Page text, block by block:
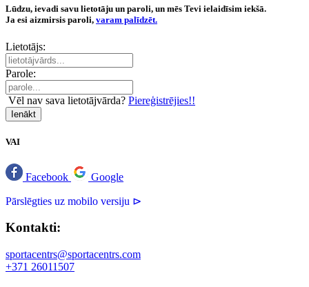
Lūdzu, ievadi savu lietotāju un paroli, un mēs Tevi ielaidīsim iekšā.
Ja esi aizmirsis paroli, varam palīdzēt.
Lietotājs:
Parole:
Vēl nav sava lietotājvārda? Piereģistrējies!!
Ienākt
VAI
Facebook Google
Pārslēgties uz mobilo versiju ⊳
Kontakti:
sportacentrs@sportacentrs.com
+371 26011507